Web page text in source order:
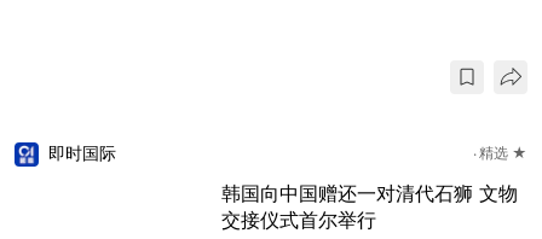
即时国际 精选 ★
韩国向中国赠还一对清代石狮 文物
交接仪式首尔举行